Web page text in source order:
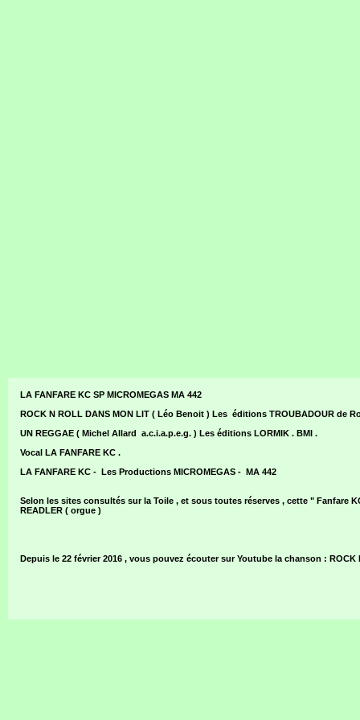
LA FANFARE KC SP MICROMEGAS MA 442
ROCK N ROLL DANS MON LIT ( Léo Benoit ) Les éditions TROUBADOUR de
UN REGGAE ( Michel Allard a.c.i.a.p.e.g. ) Les éditions LORMIK . BMI .
Vocal LA FANFARE KC .
LA FANFARE KC - Les Productions MICROMEGAS - MA 442
Selon les sites consultés sur la Toile , et sous toutes réserves , cette " Fanfare
READLER ( orgue )
Depuis le 22 février 2016 , vous pouvez écouter sur Youtube la chanson : ROCK